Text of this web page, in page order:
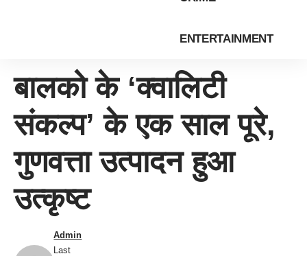
ENTERTAINMENT
बालको के ‘क्वालिटी
संकल्प’ के एक साल पूरे,
गुणवत्ता उत्पादन हुआ
उत्कृष्ट
Last
Admin